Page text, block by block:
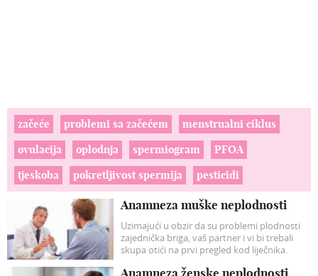
začeće problemi sa začećem
menstrualni ciklus
ovulacija
oplodnja spermiogram
PFOA
tjeskoba
pokretljivost spermija pesticidi
Anamneza muške neplodnosti
Uzimajući u obzir da su problemi plodnosti
zajednička briga, vaš partner i vi bi trebali
skupa otići na prvi pregled kod liječnika.
Anamneza ženske neplodnosti